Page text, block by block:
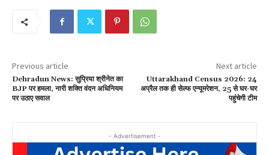
Previous article
Dehradun News: सुप्रिया श्रीनेत का
BJP पर हमला, नारी शक्ति वंदन अधिनियम
पर उठाए सवाल
Next article
Uttarakhand Census 2026: 24
अप्रैल तक ही सेल्फ एन्यूमरेशन, 25 से घर-घर
पहुंचेगी टीम
- Advertisement -